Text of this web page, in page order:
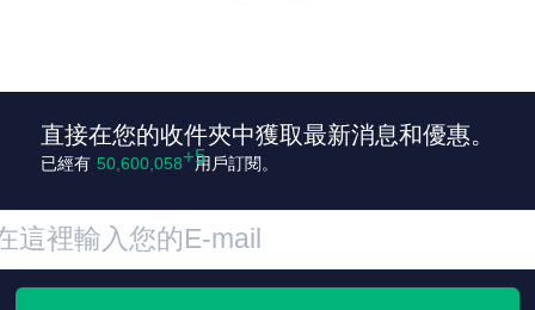
直接在您的收件夾中獲取最新消息和優惠。
已經有 50,600,063 用戶訂閱。